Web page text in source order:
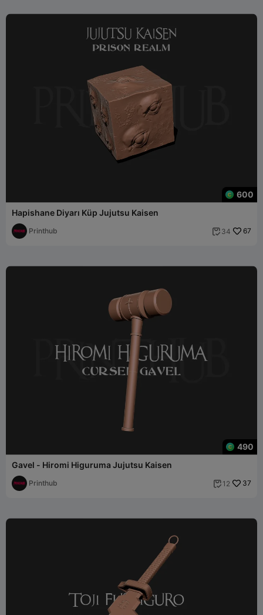
600
Hapishane Diyarı Küp Jujutsu Kaisen
Printhub  34 67
490
Gavel - Hiromi Higuruma Jujutsu Kaisen
Printhub  12 37